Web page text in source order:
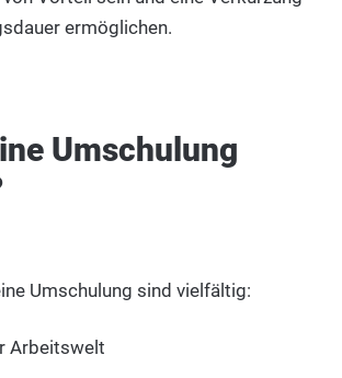
ermöglichen.
Umschulung
Umschulung sind vielfältig:
Arbeitswelt